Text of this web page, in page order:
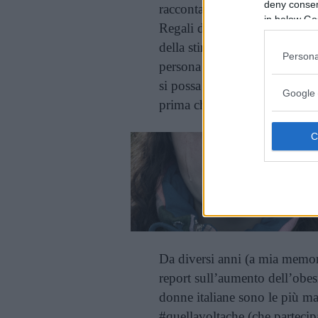
deny
in below
Google
raccontato episodi
Regali di taglie in meno,
della stima per ragioni di
persona con cui hai rapporti
si possa sentire quando
prima che sento; e non è la
Da diversi anni (a mia
report sull’aumento
donne italiane sono le più